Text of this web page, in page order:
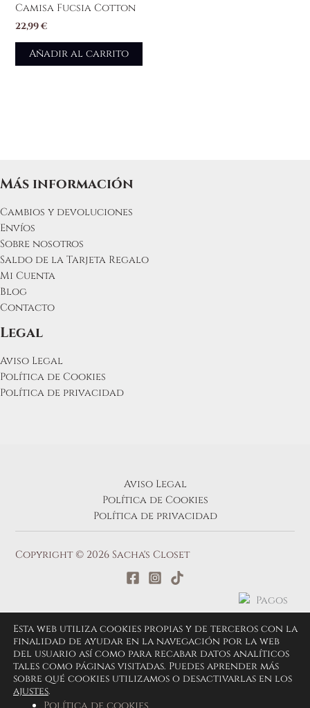
Camisa Fucsia Cotton
22,99€
Añadir al carrito
Más información
Cambios y devoluciones
Envíos
Sobre nosotros
Saldo de la Tarjeta Regalo
Mi Cuenta
Blog
Contacto
Legal
Aviso Legal
Política de Cookies
Política de privacidad
Aviso Legal
Política de Cookies
Política de privacidad
Copyright © 2026 Sacha's Closet
Esta web utiliza cookies propias y de terceros con la
finalidad de ayudar en la navegación por la web
del usuario así como para recabar datos analíticos
tales como páginas visitadas. Puedes aprender más
sobre qué cookies utilizamos o desactivarlas en los
ajustes.